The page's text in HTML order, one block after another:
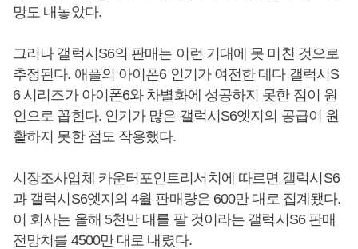
망도 내놓았다.
그러나 갤럭시S6의 판매는 이런 기대에 못 미친 것으로
추정된다. 애플의 아이폰6 인기가 여전한 데다 갤럭시S
6 시리즈가 아이폰6와 차별화에 성공하지 못한 점이 원
인으로 꼽힌다. 인기가 많은 갤럭시S6엣지의 공급이 원
활하지 못한 점도 작용했다.
시장조사업체 카운터포인트리서치에 따르면 갤럭시S6
과 갤럭시S6엣지의 4월 판매량은 600만 대로 집계됐다.
이 회사는 올해 5천만 대를 팔 것이라는 갤럭시S6 판매
전망치를 4500만 대로 내렸다.